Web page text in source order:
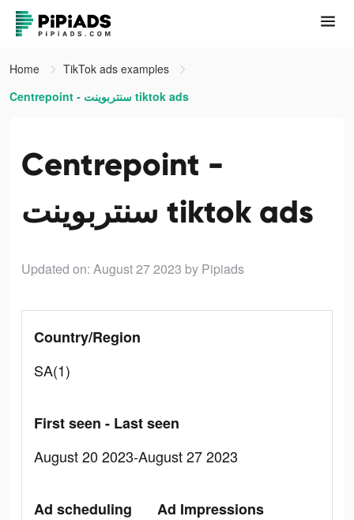
Home
TikTok ads examples
Centrepoint - سنتربوينت tiktok ads
Centrepoint -
سنتربوينت tiktok ads
Updated on: August 27 2023 by Pipiads
Country/Region
SA(1)
First seen - Last seen
August 20 2023-August 27 2023
Ad scheduling
Ad Impressions